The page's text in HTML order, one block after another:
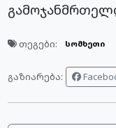
თეგები: სომხეთი
გაზიარება: